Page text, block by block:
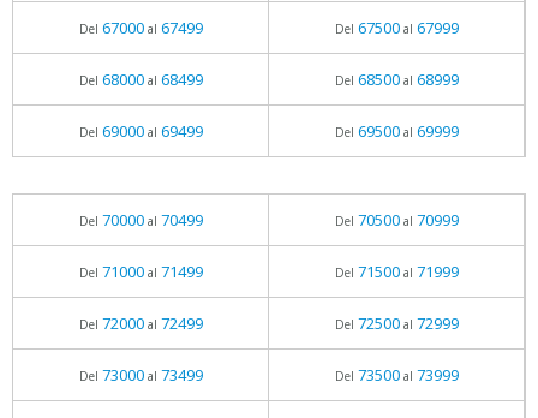
Del 67000al 67499 Del 67500al 67999
Del 68000al 68499 Del 68500al 68999
Del 69000al 69499 Del 69500al 69999
Del 70000al 70499 Del 70500al 70999
Del 71000al 71499 Del 71500al 71999
Del 72000al 72499 Del 72500al 72999
Del 73000al 73499 Del 73500al 73999